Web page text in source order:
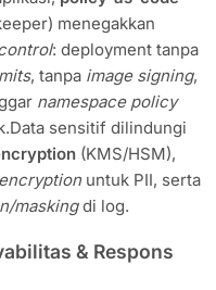
menegakkan
: deployment tanpa
, tanpa image signing,
namespace policy
sensitif dilindungi
(KMS/HSM),
untuk PII, serta
maskingdi log.
& Respons